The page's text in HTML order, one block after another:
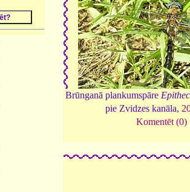
Brūnganā plankumspāre
pie Zvidzes kanāla,
Komentēt (0)